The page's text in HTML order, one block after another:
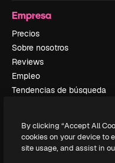
Empresa
Precios
Sobre nosotros
Reviews
Empleo
Tendencias de búsqueda
Slidesgo
Vender contenido
By clicking “Accept All
cookies on your device to
site usage, and assist in